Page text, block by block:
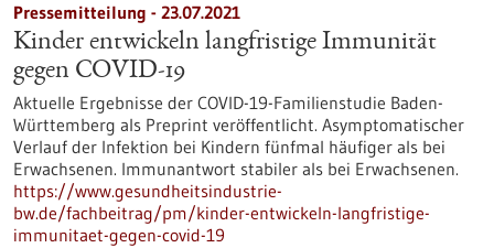
Pressemitteilung - 23.07.2021
Kinder entwickeln langfristige Immunität
gegen COVID-19
Aktuelle Ergebnisse der COVID-19-Familienstudie Baden-
Württemberg als Preprint veröffentlicht. Asymptomatischer
Verlauf der Infektion bei Kindern fünfmal häufiger als bei
Erwachsenen. Immunantwort stabiler als bei Erwachsenen.
https://www.gesundheitsindustrie-
bw.de/fachbeitrag/pm/kinder-entwickeln-langfristige-
immunitaet-gegen-covid-19